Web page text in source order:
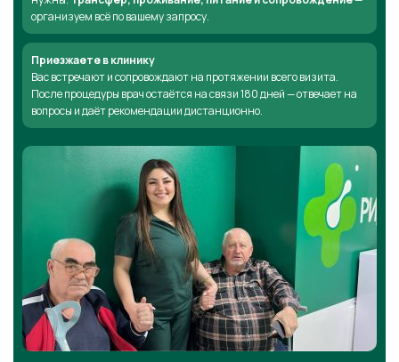
организуем всё по вашему запросу.
Приезжаете в клинику
Вас встречают и сопровождают на протяжении всего визита.
После процедуры врач остаётся на связи 180 дней — отвечает на
вопросы и даёт рекомендации дистанционно.